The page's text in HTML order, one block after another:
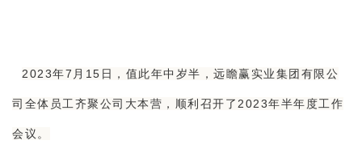
2023年7月15日，值此年中岁半，远瞻赢实业集团有限公
司全体员工齐聚公司大本营，顺利召开了2023年半年度工作
会议。